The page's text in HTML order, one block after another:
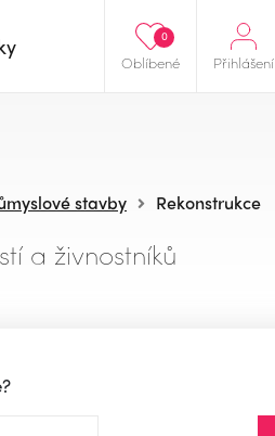
Oblíbené
0
Přihlášení
stavby Rekonstrukce
a živnostníků